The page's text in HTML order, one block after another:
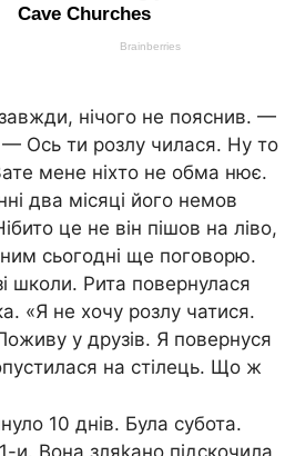
нічого не пояснив. —
Ось ти розлу чилася. Ну то
мене ніхто не обма нює.
два місяці його немов
це не він пішов на ліво,
сьогодні ще поговорю.
школи. Рита повернулася
«Я не хочу розлу чатися.
у друзів. Я повернуся
на стілець. Що ж
10 днів. Була субота.
и. Вона зляkано підскочила